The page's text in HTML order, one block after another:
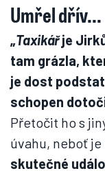
Umřel dřív...
„Taxikářje
tam grázla,
je dost
schopen
Přetočit ho s
úvahu, neboť
skutečné